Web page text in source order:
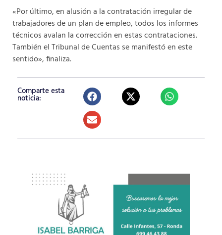
«Por último, en alusión a la contratación irregular de
trabajadores de un plan de empleo, todos los informes
técnicos avalan la corrección en estas contrataciones.
También el Tribunal de Cuentas se manifestó en este
sentido», finaliza.
Comparte esta
noticia: